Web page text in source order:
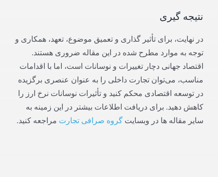
نتیجه گیری
در نهایت، برای تأثیر گذاری و تعمیق موضوع، تعهد، همکاری و
توجه به موارد مطرح شده در این مقاله ضروری هستند.
اقتصاد جهانی دچار تغییرات و نوسانات است، اما با اقدامات
مناسب، می‌توان تجارت داخلی را به عنوان عنصری برگزیده
در توسعه اقتصادی محکم کنید و تأثیرات نوسانات نرخ ارز را
کاهش دهید. برای دریافت اطلاعات بیشتر در این زمینه به
سایر مقاله ها در وبسایت گروه صرافی تجارت مراجعه کنید.